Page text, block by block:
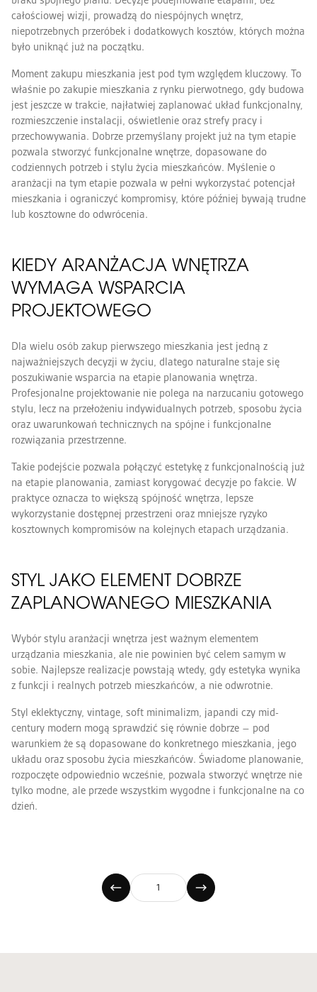
całościowej wizji, prowadzą do niespójnych wnętrz,
niepotrzebnych przeróbek i dodatkowych kosztów, których można
było uniknąć już na początku.
Moment zakupu mieszkania jest pod tym względem kluczowy. To
właśnie po zakupie mieszkania z rynku pierwotnego, gdy budowa
jest jeszcze w trakcie, najłatwiej zaplanować układ funkcjonalny,
rozmieszczenie instalacji, oświetlenie oraz strefy pracy i
przechowywania. Dobrze przemyślany projekt już na tym etapie
pozwala stworzyć funkcjonalne wnętrze, dopasowane do
codziennych potrzeb i stylu życia mieszkańców. Myślenie o
aranżacji na tym etapie pozwala w pełni wykorzystać potencjał
mieszkania i ograniczyć kompromisy, które później bywają trudne
lub kosztowne do odwrócenia.
KIEDY ARANŻACJA WNĘTRZA
WYMAGA WSPARCIA
PROJEKTOWEGO
Dla wielu osób zakup pierwszego mieszkania jest jedną z
najważniejszych decyzji w życiu, dlatego naturalne staje się
poszukiwanie wsparcia na etapie planowania wnętrza.
Profesjonalne projektowanie nie polega na narzucaniu gotowego
stylu, lecz na przełożeniu indywidualnych potrzeb, sposobu życia
oraz uwarunkowań technicznych na spójne i funkcjonalne
rozwiązania przestrzenne.
Takie podejście pozwala połączyć estetykę z funkcjonalnością już
na etapie planowania, zamiast korygować decyzje po fakcie. W
praktyce oznacza to większą spójność wnętrza, lepsze
wykorzystanie dostępnej przestrzeni oraz mniejsze ryzyko
kosztownych kompromisów na kolejnych etapach urządzania.
STYL JAKO ELEMENT DOBRZE
ZAPLANOWANEGO MIESZKANIA
Wybór stylu aranżacji wnętrza jest ważnym elementem
urządzania mieszkania, ale nie powinien być celem samym w
sobie. Najlepsze realizacje powstają wtedy, gdy estetyka wynika
z funkcji i realnych potrzeb mieszkańców, a nie odwrotnie.
Styl eklektyczny, vintage, soft minimalizm, japandi czy mid-
century modern mogą sprawdzić się równie dobrze – pod
warunkiem że są dopasowane do konkretnego mieszkania, jego
układu oraz sposobu życia mieszkańców. Świadome planowanie,
rozpoczęte odpowiednio wcześnie, pozwala stworzyć wnętrze nie
tylko modne, ale przede wszystkim wygodne i funkcjonalne na co
dzień.
galerii
1
Poprzednia
1
Następna